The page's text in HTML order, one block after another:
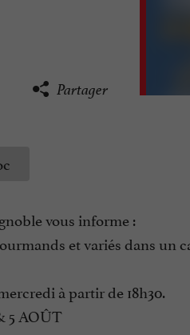
Partager
vous informe :
et variés dans un
à partir de 18h30.
5 AOÛT